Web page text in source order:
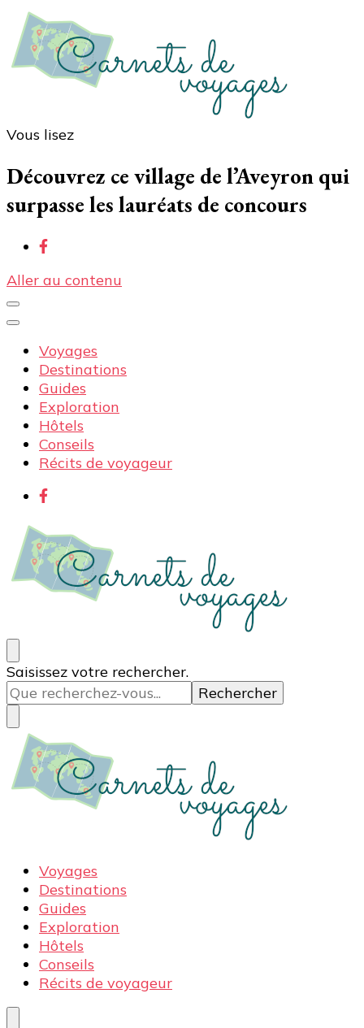
voyages, des conseils et avis sur les hôtelss
Vous lisez
Découvrez ce village de l’Aveyron qui
surpasse les lauréats de concours
Aller au contenu
Voyages
Destinations
Guides
Exploration
Hôtels
Conseils
Récits de voyageur
Carnets de voyages
Blog voyage à la découverte du monde, des idées
voyages, des conseils et avis sur les hôtelss
Vous
recherchiez
quelque
chose ?
Saisissez votre rechercher.
Carnets de voyages
Blog voyage à la découverte du monde, des idées
voyages, des conseils et avis sur les hôtelss
Voyages
Destinations
Guides
Exploration
Hôtels
Conseils
Récits de voyageur